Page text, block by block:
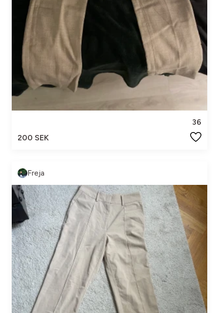
36
200 SEK
Freja